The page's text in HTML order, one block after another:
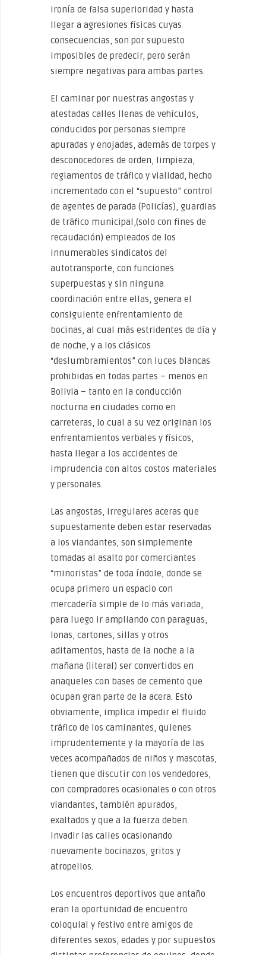
ironía de falsa superioridad y hasta
llegar a agresiones físicas cuyas
consecuencias, son por supuesto
imposibles de predecir, pero serán
siempre negativas para ambas partes.
El caminar por nuestras angostas y
atestadas calles llenas de vehículos,
conducidos por personas siempre
apuradas y enojadas, además de torpes y
desconocedores de orden, limpieza,
reglamentos de tráfico y vialidad, hecho
incrementado con el “supuesto” control
de agentes de parada (Policías), guardias
de tráfico municipal,(solo con fines de
recaudación) empleados de los
innumerables sindicatos del
autotransporte, con funciones
superpuestas y sin ninguna
coordinación entre ellas, genera el
consiguiente enfrentamiento de
bocinas, al cual más estridentes de día y
de noche, y a los clásicos
“deslumbramientos” con luces blancas
prohibidas en todas partes – menos en
Bolivia – tanto en la conducción
nocturna en ciudades como en
carreteras, lo cual a su vez originan los
enfrentamientos verbales y físicos,
hasta llegar a los accidentes de
imprudencia con altos costos materiales
y personales.
Las angostas, irregulares aceras que
supuestamente deben estar reservadas
a los viandantes, son simplemente
tomadas al asalto por comerciantes
“minoristas” de toda índole, donde se
ocupa primero un espacio con
mercadería simple de lo más variada,
para luego ir ampliando con paraguas,
lonas, cartones, sillas y otros
aditamentos, hasta de la noche a la
mañana (literal) ser convertidos en
anaqueles con bases de cemento que
ocupan gran parte de la acera. Esto
obviamente, implica impedir el fluido
tráfico de los caminantes, quienes
imprudentemente y la mayoría de las
veces acompañados de niños y mascotas,
tienen que discutir con los vendedores,
con compradores ocasionales o con otros
viandantes, también apurados,
exaltados y que a la fuerza deben
invadir las calles ocasionando
nuevamente bocinazos, gritos y
atropellos.
Los encuentros deportivos que antaño
eran la oportunidad de encuentro
coloquial y festivo entre amigos de
diferentes sexos, edades y por supuestos